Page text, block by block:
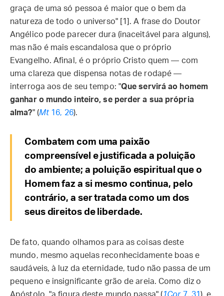
graça de uma só pessoa é maior que o bem da
natureza de todo o universo" [1]. A frase do Doutor
Angélico pode parecer dura (inaceitável para alguns),
mas não é mais escandalosa que o próprio
Evangelho. Afinal, é o próprio Cristo quem — com
uma clareza que dispensa notas de rodapé —
interroga aos de seu tempo: "Que servirá ao homem
ganhar o mundo inteiro, se perder a sua própria
alma?" (Mt16, 26).
Combatem com uma paixão
compreensível e justificada a poluição
do ambiente; a poluição espiritual que o
Homem faz a si mesmo continua, pelo
contrário, a ser tratada como um dos
seus direitos de liberdade.
De fato, quando olhamos para as coisas deste
mundo, mesmo aquelas reconhecidamente boas e
saudáveis, à luz da eternidade, tudo não passa de um
pequeno e insignificante grão de areia. Como diz o